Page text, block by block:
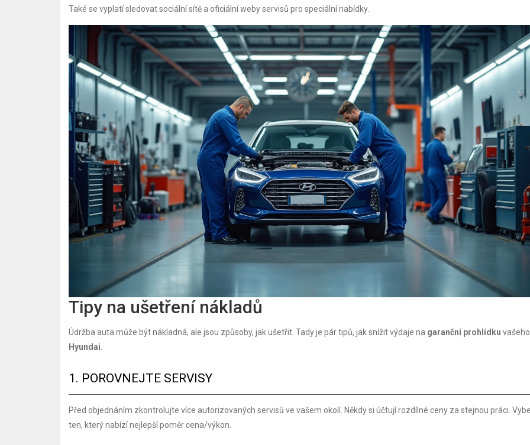
Také se vyplatí sledovat sociální sítě a oficiální weby servisů pro speciální nabídky.
Tipy na ušetření nákladů
Údržba auta může být nákladná, ale jsou způsoby, jak ušetřit. Tady je pár tipů, jak snížit výdaje na garanční prohlídku vašeho
Hyundai
1. POROVNEJTE SERVISY
Před objednáním zkontrolujte více autorizovaných servisů ve vašem okolí. Někdy si účtují rozdílné ceny za stejnou práci.
ten, který nabízí nejlepší poměr cena/výkon.